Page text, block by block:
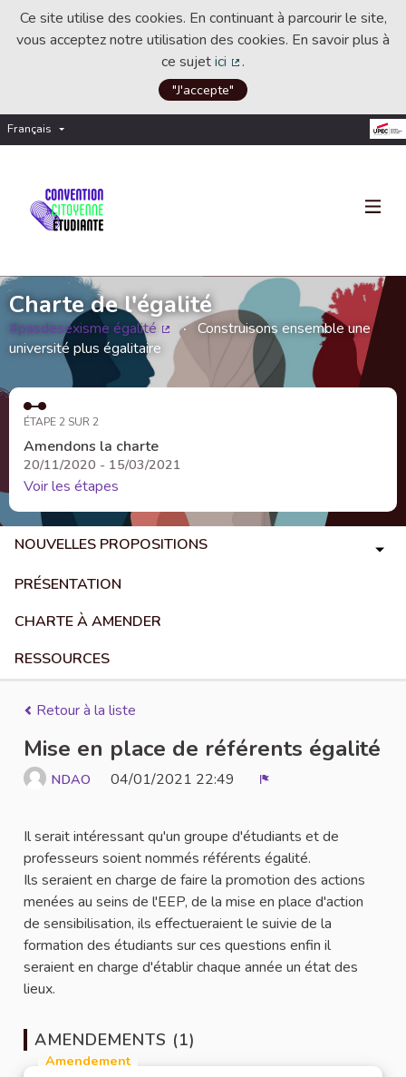
Ce site utilise des cookies. En continuant à parcourir le site,
vous acceptez notre utilisation des cookies. En savoir plus à
ce sujetici
(Lien externe)
.
"J'accepte"
Français Choisir la langue
Charte de l'égalité
#pasdesexisme égalité
(Lien externe)
Construisons ensemble une
université plus égalitaire
ÉTAPE 2 SUR 2
Amendons la charte
20/11/2020 - 15/03/2021
Voir les étapes
NOUVELLES PROPOSITIONS
PRÉSENTATION
CHARTE À AMENDER
RESSOURCES
Retour à la liste
Mise en place de référents égalité
NDAO 04/01/2021 22:49
Il serait intéressant qu'un groupe d'étudiants et de
professeurs soient nommés référents égalité.
Ils seraient en charge de faire la promotion des actions
menées au seins de l'EEP, de la mise en place d'action
de sensibilisation, ils effectueraient le suivie de la
formation des étudiants sur ces questions enfin il
seraient en charge d'établir chaque année un état des
lieux.
AMENDEMENTS (1)
Amendement